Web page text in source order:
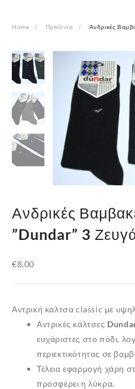
Home Προϊόντα Ανδρικές
Ανδρικές
”Dundar” 3
€8,00
Αντρική κάλτσα classic με
Αντρικές κάλτσες
ευχάριστες στο πόδι,
περιεκτικότητας σε
Τέλεια εφαρμογή χάρη
προσφέρει ηλύκρα.